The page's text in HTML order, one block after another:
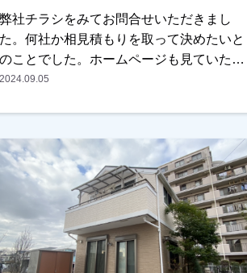
弊社チラシをみてお問合せいただきまし
た。何社か相見積もりを取って決めたいと
のことでした。ホームページも見ていただ
いてたみたいで、前から気になっていたと
た。塗装以外で、雨樋交換もできる？との
ことでしたので合わせて任せていただきま
した。仕上り、特に色は思っていた通りと
の事で、大変喜んでいただきました。本当
にありがとうございました。越谷市・春日
部市・野田市・吉川市で外壁塗装をお考え
のお客様、まずはご相談からでも大丈夫で
2024.09.05